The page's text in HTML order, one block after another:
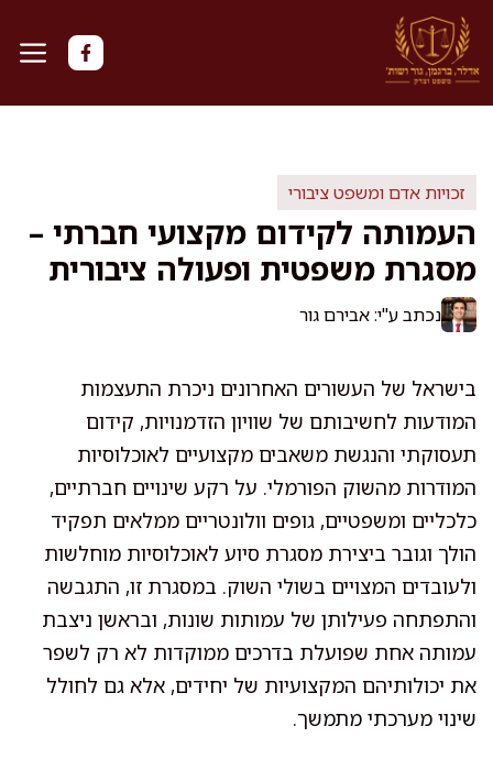
לדלג
לתוכן
זכויות אדם ומשפט ציבורי
העמותה לקידום מקצועי חברתי –
מסגרת משפטית ופעולה ציבורית
נכתב ע"י: אבירם גור
בישראל של העשורים האחרונים ניכרת התעצמות
המודעות לחשיבותם של שוויון הזדמנויות, קידום
תעסוקתי והנגשת משאבים מקצועיים לאוכלוסיות
המודרות מהשוק הפורמלי. על רקע שינויים חברתיים,
כלכליים ומשפטיים, גופים וולונטריים ממלאים תפקיד
הולך וגובר ביצירת מסגרת סיוע לאוכלוסיות מוחלשות
ולעובדים המצויים בשולי השוק. במסגרת זו, התגבשה
והתפתחה פעילותן של עמותות שונות, ובראשן ניצבת
עמותה אחת שפועלת בדרכים ממוקדות לא רק לשפר
את יכולותיהם המקצועיות של יחידים, אלא גם לחולל
שינוי מערכתי מתמשך.